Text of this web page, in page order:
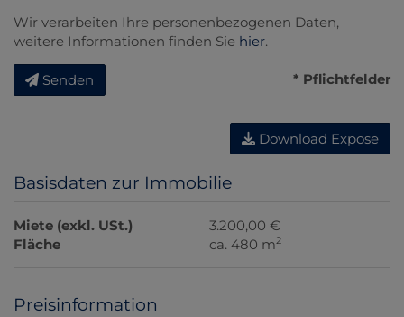
Wir verarbeiten Ihre personenbezogenen Daten,
weitere Informationen finden Sie hier.
Senden * Pflichtfelder
Download Expose
Basisdaten zur Immobilie
Miete (exkl. USt.)
3.200,00 €
Fläche
ca. 480 m2
Preisinformation